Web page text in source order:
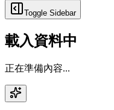
Toggle Sidebar
載入資料中
正在準備內容...